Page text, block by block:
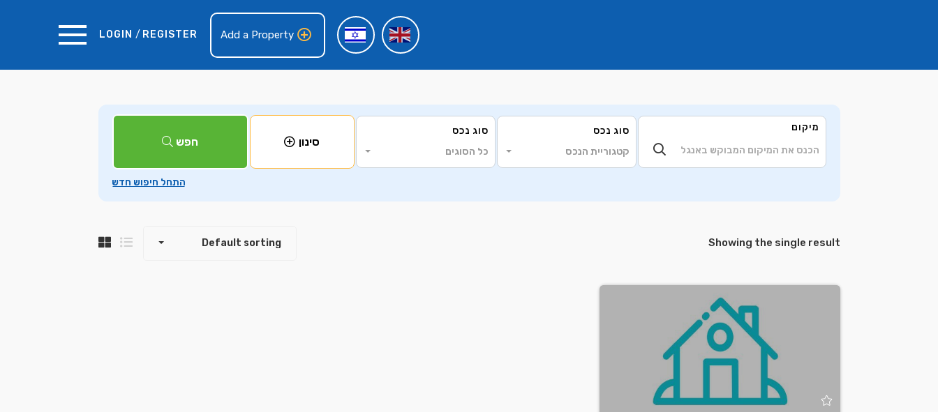
LOGIN / REGISTER Add a Property
מיקום
סוג נכס
קטגוריית הנכס
סוג נכס
כל הסוגים
סינון חפש
Showing the single result
Default sorting